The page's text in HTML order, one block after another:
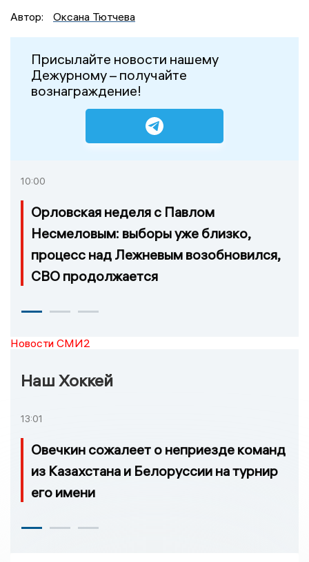
Автор:
Оксана Тютчева
Присылайте новости нашему
Дежурному – получайте
вознаграждение!
10:00
Орловская неделя с Павлом
Несмеловым: выборы уже близко,
процесс над Лежневым возобновился,
СВО продолжается
Новости СМИ2
Наш Хоккей
13:01
Овечкин сожалеет о неприезде команд
из Казахстана и Белоруссии на турнир
его имени